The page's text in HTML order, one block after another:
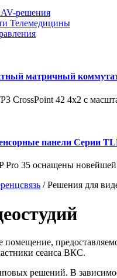
решения
Телемедицины
матричный
CrossPoint 42 4x2 с
панели Серии
Pro 35 оснащены
/Решения для
помещение,
сеанса ВКС.
решений. В